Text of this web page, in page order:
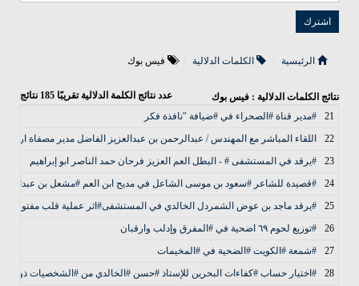
الرئيسية الكلمات الدلالية فيس بوك
نتائج الكلمات الدلالية : فيس بوك عدد نتائج الكلمة الدلالية تقريبًا 185 نتائج
21
#مدير قناة #الصحراء في #ضيافة "نافذة فكر
22
اللقاء المباشر مع المهندس / عبدالرحمن بن عبدالعزيز الفاضل مدير مصفاة ارامكو
23
#يرقد في المستشفى # - البطل العم العزيز فرحان حمد الناصر ابو إبراهيم
24
#قصيدة للشاعر #سعود بن موسى الشاعل في مديح ابن العم #مشعل بن
25
#يرقد ماجد بن عوض الشمردل الخالدي في المستشفى#اثر عملية قلب مفتوح
26
#توزيع لحوم ٦٩ اضحية في #المفرق وإدلب وارقبان
27
#شمعة #الكويت #الضحية في #المخيمات
28
#اختيار حساب #كفاءات البحرين للإستاذ #حسن #الخالدي من #الشخصيات ذو